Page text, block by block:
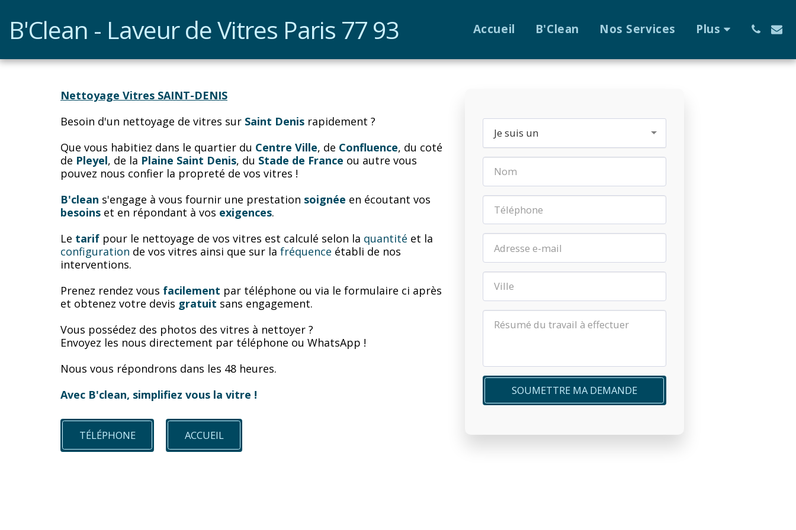
B'Clean - Laveur de Vitres Paris 77 93 Accueil B'Clean Nos Services Plus
Nettoyage Vitres SAINT-DENIS
Besoin d'un nettoyage de vitres sur Saint Denis rapidement ?
Que vous habitiez dans le quartier du Centre Ville, de Confluence, du coté
de Pleyel, de la Plaine Saint Denis, du Stade de France ou autre vous
pouvez nous confier la propreté de vos vitres !
B'clean s'engage à vous fournir une prestation soignée
besoins et en répondant à vos exigences.
Le tarif pour le nettoyage de vos vitres est calculé selon la quantité
configuration de vos vitres ainsi que sur la fréquence établi de nos
interventions.
Prenez rendez vous facilement par téléphone ou via le formulaire ci après
et obtenez votre devis gratuit sans engagement.
Vous possédez des photos des vitres à nettoyer ?
Envoyez les nous directement par téléphone ou WhatsApp !
Nous vous répondrons dans les 48 heures.
Avec B'clean, simplifiez vous la vitre !
TÉLÉPHONE ACCUEIL
Je suis un
SOUMETTRE MA DEMANDE